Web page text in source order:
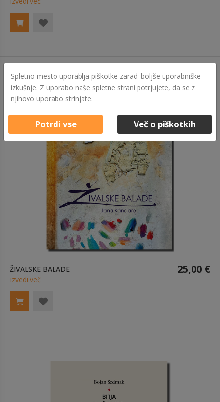
ŽIVALSKE BALADE 25,00 €
Izvedi več
Spletno mesto uporablja piškotke zaradi boljše uporabniške
izkušnje. Z uporabo naše spletne strani potrjujete, da se z
njihovo uporabo strinjate.
Potrdi vse Več o piškotkih